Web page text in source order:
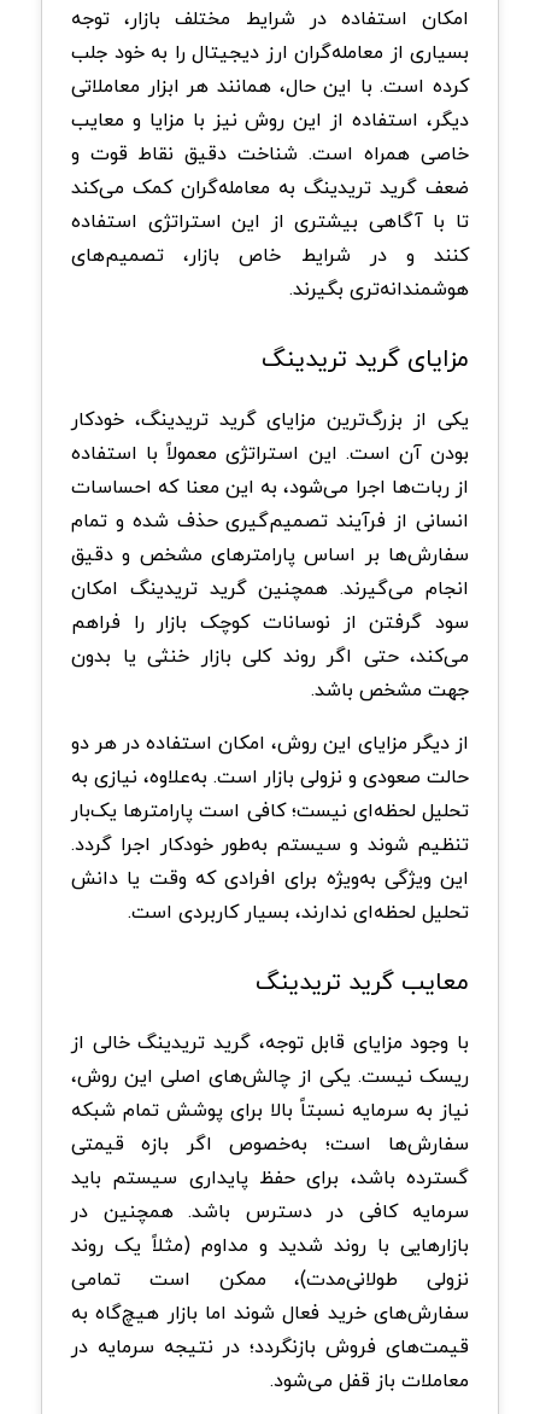
امکان استفاده در شرایط مختلف بازار، توجه
بسیاری از معامله‌گران ارز دیجیتال را به خود جلب
کرده است. با این حال، همانند هر ابزار معاملاتی
دیگر، استفاده از این روش نیز با مزایا و معایب
خاصی همراه است. شناخت دقیق نقاط قوت و
ضعف گرید تریدینگ به معامله‌گران کمک می‌کند
تا با آگاهی بیشتری از این استراتژی استفاده
کنند و در شرایط خاص بازار، تصمیم‌های
هوشمندانه‌تری بگیرند.
مزایای گرید تریدینگ
یکی از بزرگ‌ترین مزایای گرید تریدینگ، خودکار
بودن آن است. این استراتژی معمولاً با استفاده
از ربات‌ها اجرا می‌شود، به این معنا که احساسات
انسانی از فرآیند تصمیم‌گیری حذف شده و تمام
سفارش‌ها بر اساس پارامترهای مشخص و دقیق
انجام می‌گیرند. همچنین گرید تریدینگ امکان
سود گرفتن از نوسانات کوچک بازار را فراهم
می‌کند، حتی اگر روند کلی بازار خنثی یا بدون
جهت مشخص باشد.
از دیگر مزایای این روش، امکان استفاده در هر دو
حالت صعودی و نزولی بازار است. به‌علاوه، نیازی به
تحلیل لحظه‌ای نیست؛ کافی است پارامترها یک‌بار
تنظیم شوند و سیستم به‌طور خودکار اجرا گردد.
این ویژگی به‌ویژه برای افرادی که وقت یا دانش
تحلیل لحظه‌ای ندارند، بسیار کاربردی است.
معایب گرید تریدینگ
با وجود مزایای قابل توجه، گرید تریدینگ خالی از
ریسک نیست. یکی از چالش‌های اصلی این روش،
نیاز به سرمایه نسبتاً بالا برای پوشش تمام شبکه
سفارش‌ها است؛ به‌خصوص اگر بازه قیمتی
گسترده باشد، برای حفظ پایداری سیستم باید
سرمایه کافی در دسترس باشد. همچنین در
بازارهایی با روند شدید و مداوم (مثلاً یک روند
نزولی طولانی‌مدت)، ممکن است تمامی
سفارش‌های خرید فعال شوند اما بازار هیچ‌گاه به
قیمت‌های فروش بازنگردد؛ در نتیجه سرمایه در
معاملات باز قفل می‌شود.